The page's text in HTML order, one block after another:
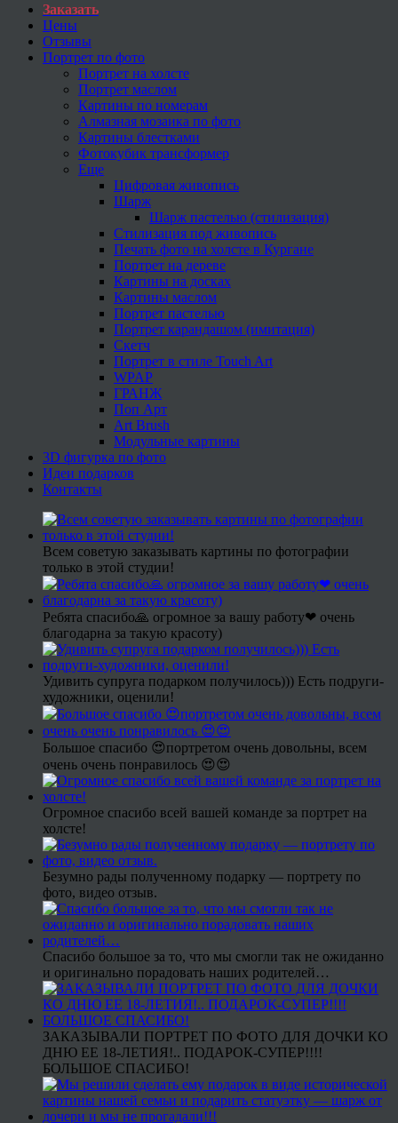
Заказать
Цены
Отзывы
Портрет по фото
Портрет на холсте
Портрет маслом
Картины по номерам
Алмазная мозаика по фото
Картины блестками
Фотокубик трансформер
Еще
Цифровая живопись
Шарж
Шарж пастелью (стилизация)
Стилизация под живопись
Печать фото на холсте в Кургане
Портрет на дереве
Картины на досках
Картины маслом
Портрет пастелью
Портрет карандашом (имитация)
Скетч
Портрет в стиле Touch Art
WPAP
ГРАНЖ
Поп Арт
Art Brush
Модульные картины
3D фигурка по фото
Идеи подарков
Контакты
Всем советую заказывать картины по фотографии
только в этой студии!
Ребята спасибо🙏 огромное за вашу работу❤ очень
благодарна за такую красоту)
Удивить супруга подарком получилось))) Есть подруги-
художники, оценили!
Большое спасибо 😍портретом очень довольны, всем
очень очень понравилось 😍😍
Огромное спасибо всей вашей команде за портрет на
холсте!
Безумно рады полученному подарку — портрету по
фото, видео отзыв.
Спасибо большое за то, что мы смогли так не ожиданно
и оригинально порадовать наших родителей…
ЗАКАЗЫВАЛИ ПОРТРЕТ ПО ФОТО ДЛЯ ДОЧКИ КО
ДНЮ ЕЕ 18-ЛЕТИЯ!.. ПОДАРОК-СУПЕР!!!!
БОЛЬШОЕ СПАСИБО!